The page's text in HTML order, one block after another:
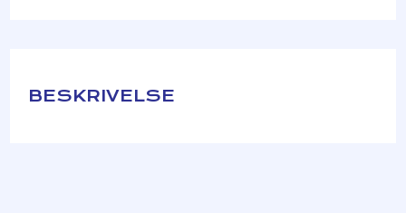
BESKRIVELSE